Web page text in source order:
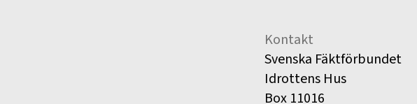
Kontakt
Svenska Fäktförbundet
Idrottens Hus
Box 11016